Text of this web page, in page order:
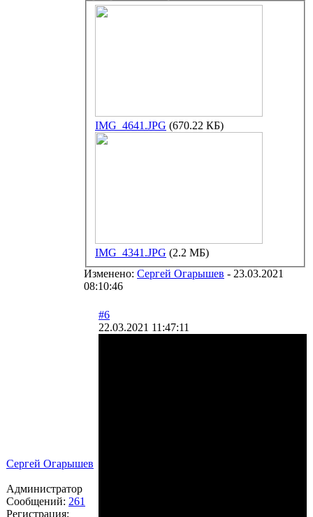
IMG_4641.JPG (670.22 КБ)
IMG_4341.JPG (2.2 МБ)
Изменено: Сергей Огарышев - 23.03.2021
08:10:46
Сергей Огарышев
Администратор
Сообщений: 261
Регистрация:
#6
22.03.2021 11:47:11